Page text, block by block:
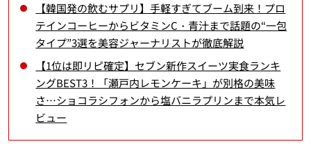
【韓国発の飲むサプリ】手軽すぎてブーム到来！プロ
テインコーヒーからビタミンC・青汁まで話題の“一包
タイプ”3選を美容ジャーナリストが徹底解説
【1位は即リピ確定】セブン新作スイーツ実食ランキ
ングBEST3！「瀬戸内レモンケーキ」が別格の美味
さ…ショコラシフォンから塩バニラプリンまで本気レ
ビュー